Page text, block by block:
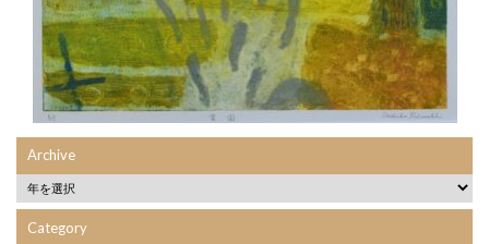
Archive
Category